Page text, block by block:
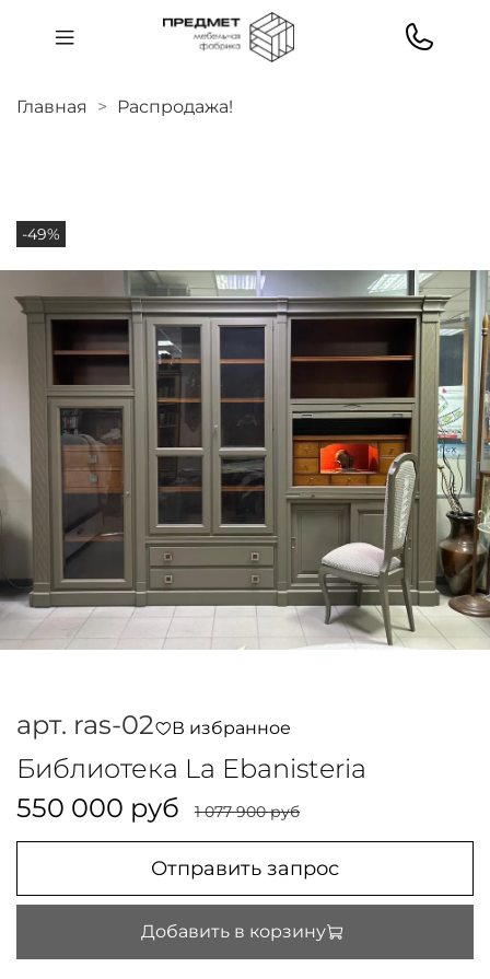
Главная Распродажа!
-49%
арт. ras-02 В избранное
Библиотека La Ebanisteria
550 000 руб
1 077 900 руб
Отправить запрос
Добавить в корзину